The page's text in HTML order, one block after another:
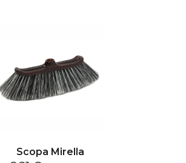
Scopa Mirella